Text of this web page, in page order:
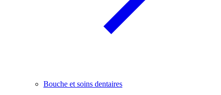
Bouche et soins dentaires